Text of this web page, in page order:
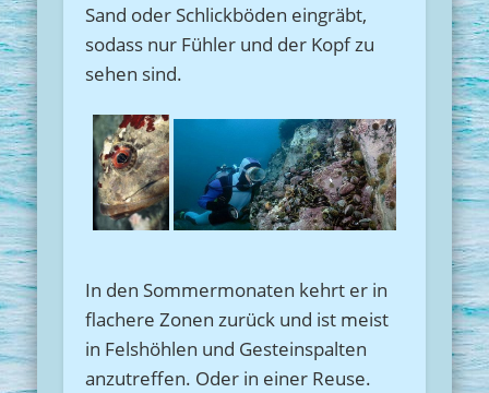
Sand oder Schlickböden eingräbt,
sodass nur Fühler und der Kopf zu
sehen sind.
In den Sommermonaten kehrt er in
flachere Zonen zurück und ist meist
in Felshöhlen und Gesteinspalten
anzutreffen. Oder in einer Reuse.